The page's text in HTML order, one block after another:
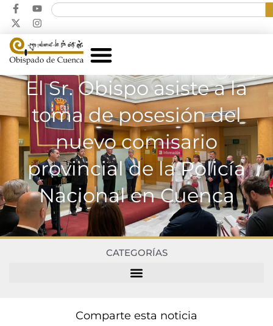
El Sr. Obispo asiste a la
toma de posesión del
nuevo comisario
provincial de la Policía
Nacional en Cuenca
CATEGORÍAS
Comparte esta noticia